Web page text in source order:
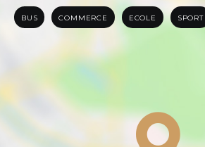
BUS COMMERCE ECOLE SPORT